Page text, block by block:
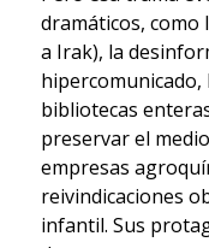
dramáticos,
a Irak), la
bibliotecas
preservar el
empresas
reivindicaciones
infantil. Sus